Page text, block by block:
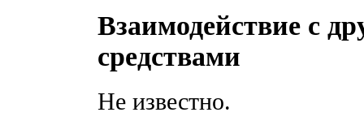
Взаимодействие с
средствами
Не известно.